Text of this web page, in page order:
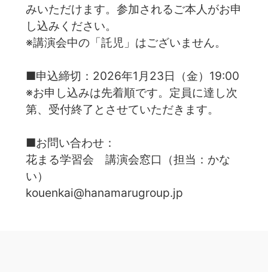
みいただけます。参加されるご本人がお申
し込みください。
※講演会中の「託児」はございません。
■申込締切：2026年1月23日（金）19:00
※お申し込みは先着順です。定員に達し次
第、受付終了とさせていただきます。
■お問い合わせ：
花まる学習会 講演会窓口（担当：かな
い）
kouenkai@hanamarugroup.jp